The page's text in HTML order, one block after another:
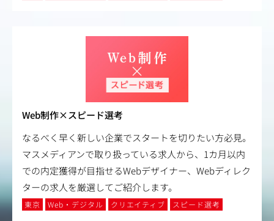
Web制作×スピード選考
なるべく早く新しい企業でスタートを切りたい方必見。
マスメディアンで取り扱っている求人から、1カ月以内
での内定獲得が目指せるWebデザイナー、Webディレク
ターの求人を厳選してご紹介します。
東京 Web・デジタル クリエイティブ スピード選考